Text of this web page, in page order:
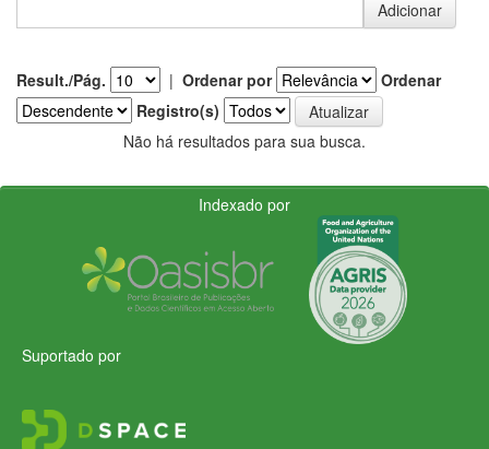
Result./Pág. | Ordenar por
Ordenar
Registro(s)
Não há resultados para sua busca.
Indexado por
Suportado por